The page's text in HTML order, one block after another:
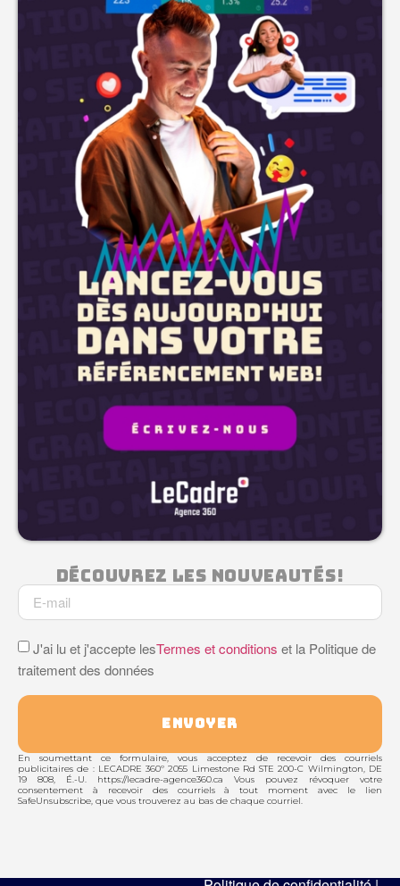
Découvrez Les Nouveautés!
J'ai lu et j'accepte lesTermes et conditions et la Politique de
traitement des données
ENVOYER
En soumettant ce formulaire, vous acceptez de recevoir des courriels
publicitaires de : LECADRE 360º 2055 Limestone Rd STE 200-C Wilmington, DE
19 808, É.-U. https://lecadre-agence360.ca Vous pouvez révoquer votre
consentement à recevoir des courriels à tout moment avec le lien
SafeUnsubscribe, que vous trouverez au bas de chaque courriel.